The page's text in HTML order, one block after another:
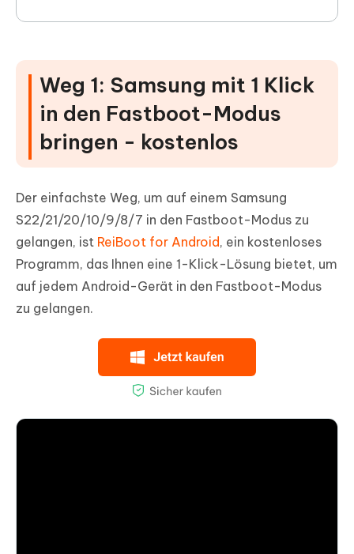
Weg 1: Samsung mit 1 Klick
in den Fastboot-Modus
bringen - kostenlos
Der einfachste Weg, um auf einem Samsung
S22/21/20/10/9/8/7 in den Fastboot-Modus zu
gelangen, ist ReiBoot for Android, ein kostenloses
Programm, das Ihnen eine 1-Klick-Lösung bietet, um
auf jedem Android-Gerät in den Fastboot-Modus
zu gelangen.